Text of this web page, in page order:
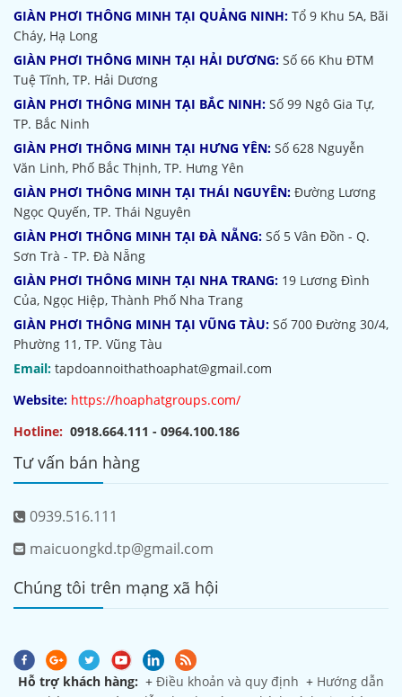
GIÀN PHƠI THÔNG MINH TẠI QUẢNG NINH: Tổ 9 Khu 5A, Bãi
Cháy, Hạ Long
GIÀN PHƠI THÔNG MINH TẠI HẢI DƯƠNG: Số 66 Khu ĐTM
Tuệ Tĩnh, TP. Hải Dương
GIÀN PHƠI THÔNG MINH TẠI BẮC NINH: Số 99 Ngô Gia Tự,
TP. Bắc Ninh
GIÀN PHƠI THÔNG MINH TẠI HƯNG YÊN: Số 628 Nguyễn
Văn Linh, Phố Bắc Thịnh, TP. Hưng Yên
GIÀN PHƠI THÔNG MINH TẠI THÁI NGUYÊN: Đường Lương
Ngọc Quyến, TP. Thái Nguyên
GIÀN PHƠI THÔNG MINH TẠI ĐÀ NẴNG: Số 5 Vân Đồn - Q.
Sơn Trà - TP. Đà Nẵng
GIÀN PHƠI THÔNG MINH TẠI NHA TRANG: 19 Lương Đình
Của, Ngọc Hiệp, Thành Phố Nha Trang
GIÀN PHƠI THÔNG MINH TẠI VŨNG TÀU: Số 700 Đường 30/4,
Phường 11, TP. Vũng Tàu
Email: tapdoannoithathoaphat@gmail.com
Website: https://hoaphatgroups.com/
Hotline: 0918.664.111 - 0964.100.186
Tư vấn bán hàng
0939.516.111
maicuongkd.tp@gmail.com
Chúng tôi trên mạng xã hội
Hỗ trợ khách hàng: + Điều khoản và quy định + Hướng dẫn